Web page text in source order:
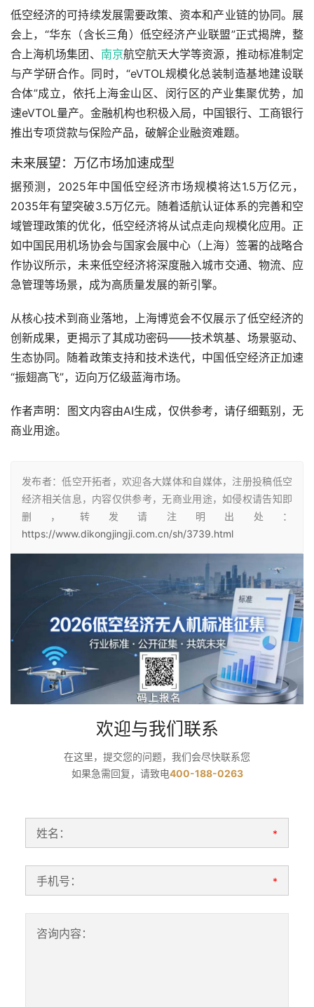
低空经济的可持续发展需要政策、资本和产业链的协同。展
会上，“华东（含长三角）低空经济产业联盟”正式揭牌，整
合上海机场集团、 南京航空航天大学等资源，推动标准制定
与产学研合作。同时，“eVTOL规模化总装制造基地建设联
合体”成立，依托上海金山区、闵行区的产业集聚优势，加
速eVTOL量产。金融机构也积极入局，中国银行、工商银行
推出专项贷款与保险产品，破解企业融资难题。
未来展望：万亿市场加速成型
据预测，2025年中国低空经济市场规模将达1.5万亿元，
2035年有望突破3.5万亿元。随着适航认证体系的完善和空
域管理政策的优化，低空经济将从试点走向规模化应用。正
如中国民用机场协会与国家会展中心（上海）签署的战略合
作协议所示，未来低空经济将深度融入城市交通、物流、应
急管理等场景，成为高质量发展的新引擎。
从核心技术到商业落地，上海博览会不仅展示了低空经济的
创新成果，更揭示了其成功密码——技术筑基、场景驱动、
生态协同。随着政策支持和技术迭代，中国低空经济正加速
“振翅高飞”，迈向万亿级蓝海市场。
作者声明：图文内容由AI生成，仅供参考，请仔细甄别，无
商业用途。
发布者：低空开拓者，欢迎各大媒体和自媒体，注册投稿低空
经济相关信息，内容仅供参考，无商业用途，如侵权请告知即
删，转发请注明出处：
https://www.dikongjingji.com.cn/sh/3739.html
欢迎与我们联系
在这里，提交您的问题，我们会尽快联系您
如果急需回复，请致电400-188-0263
姓名： *
手机号： *
咨询内容：